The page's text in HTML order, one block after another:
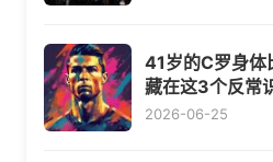
41岁的C罗身体
藏在这3个反常
2026-06-25